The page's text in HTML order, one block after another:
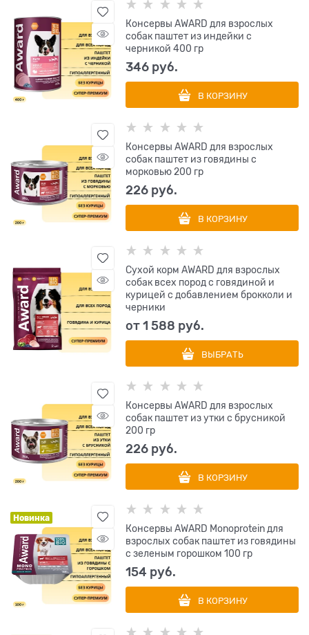
Консервы AWARD для взрослых
собак паштет из индейки с
черникой 400 гр
346 руб.
В КОРЗИНУ
Консервы AWARD для взрослых
собак паштет из говядины с
морковью 200 гр
226 руб.
В КОРЗИНУ
Сухой корм AWARD для взрослых
собак всех пород с говядиной и
курицей с добавлением брокколи и
черники
от1 588 руб.
ВЫБРАТЬ
Консервы AWARD для взрослых
собак паштет из утки с брусникой
200 гр
226 руб.
В КОРЗИНУ
Новинка
Консервы AWARD Monoprotein для
взрослых собак паштет из говядины
с зеленым горошком 100 гр
154 руб.
В КОРЗИНУ